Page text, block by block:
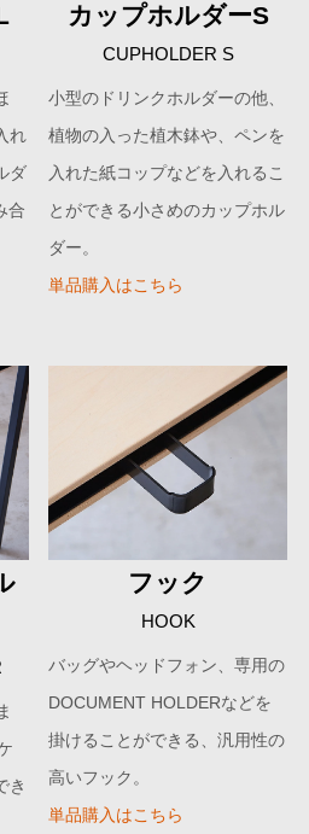
れ
ダ
合
カップホルダーS
CUPHOLDER S
小型のドリンクホルダーの他、
植物の入った植木鉢や、ペンを
入れた紙コップなどを入れるこ
とができる小さめのカップホル
ダー。
単品購入はこちら
き
フック
HOOK
バッグやヘッドフォン、専用の
DOCUMENT HOLDERなどを
掛けることができる、汎用性の
高いフック。
単品購入はこちら